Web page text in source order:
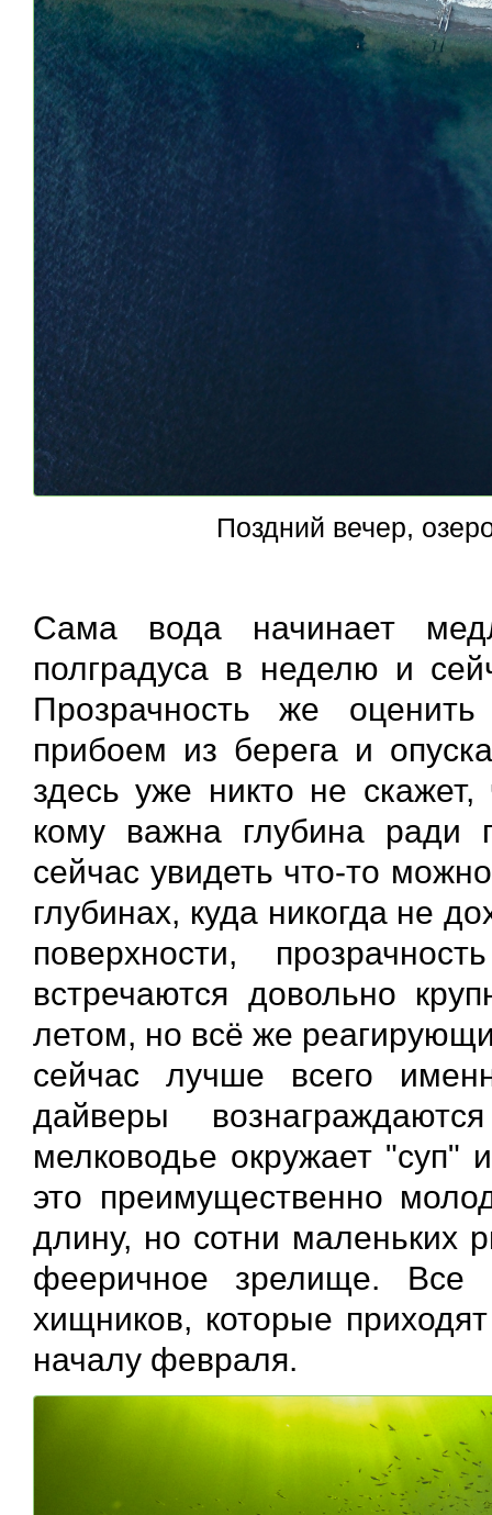
Поздний вечер,
Сама вода начинает
полградуса в неделю и
Прозрачность же
прибоем из берега и
здесь уже никто не
кому важна глубина
сейчас увидеть что-то
глубинах, куда никогда не
поверхности,
встречаются довольно
летом, но всё же
сейчас лучше всего
дайверы
мелководье окружает "суп"
это преимущественно
длину, но сотни маленьких
фееричное зрелище.
хищников, которые
началу февраля.